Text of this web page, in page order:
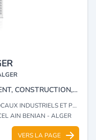
ENTREPRISE DE TRAVAUX BÂTIMENT, CONSTRUCTION, AMÉNAGEMENT
ET PROFESSIONNELS
AIN BENIAN - ALGER
VERS LA PAGE